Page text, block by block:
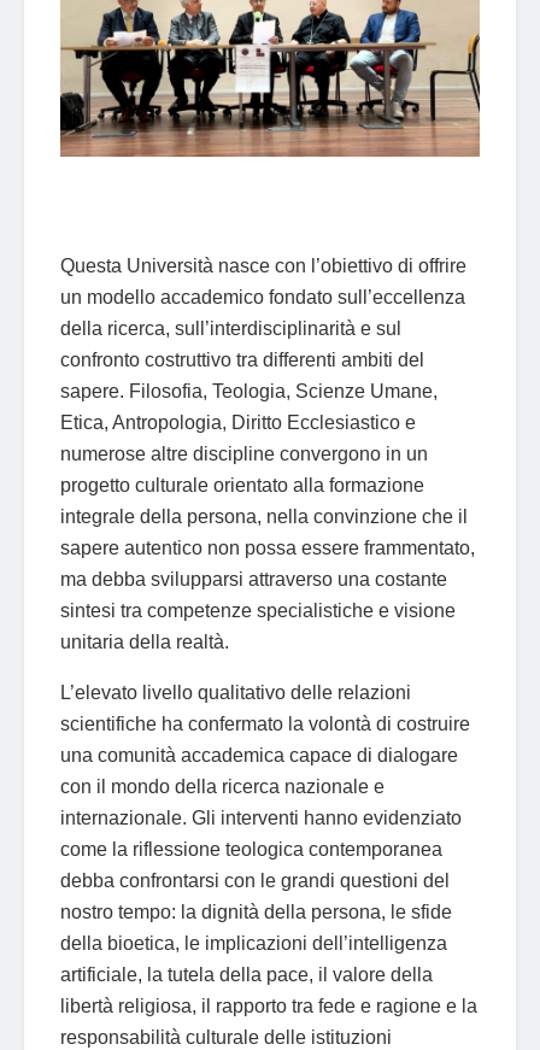
Questa Università nasce con l’obiettivo di offrire
un modello accademico fondato sull’eccellenza
della ricerca, sull’interdisciplinarità e sul
confronto costruttivo tra differenti ambiti del
sapere. Filosofia, Teologia, Scienze Umane,
Etica, Antropologia, Diritto Ecclesiastico e
numerose altre discipline convergono in un
progetto culturale orientato alla formazione
integrale della persona, nella convinzione che il
sapere autentico non possa essere frammentato,
ma debba svilupparsi attraverso una costante
sintesi tra competenze specialistiche e visione
unitaria della realtà.
L’elevato livello qualitativo delle relazioni
scientifiche ha confermato la volontà di costruire
una comunità accademica capace di dialogare
con il mondo della ricerca nazionale e
internazionale. Gli interventi hanno evidenziato
come la riflessione teologica contemporanea
debba confrontarsi con le grandi questioni del
nostro tempo: la dignità della persona, le sfide
della bioetica, le implicazioni dell’intelligenza
artificiale, la tutela della pace, il valore della
libertà religiosa, il rapporto tra fede e ragione e la
responsabilità culturale delle istituzioni